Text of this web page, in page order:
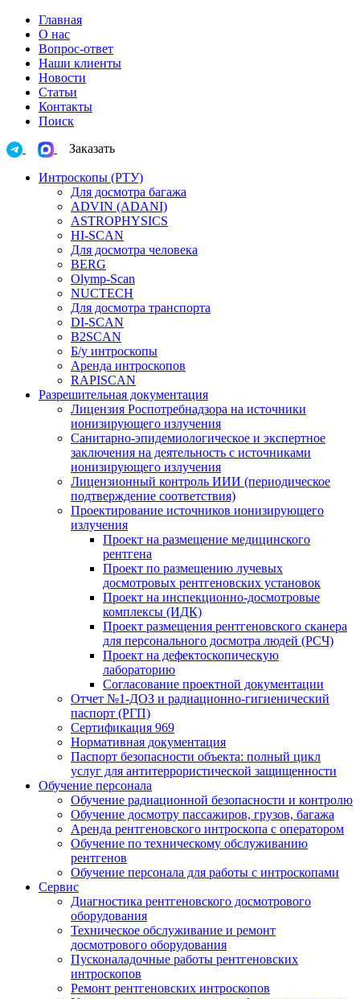
Главная
О нас
Вопрос-ответ
Наши клиенты
Новости
Статьи
Контакты
Поиск
Заказать
Интроскопы (РТУ)
Для досмотра багажа
ADVIN (ADANI)
ASTROPHYSICS
HI-SCAN
Для досмотра человека
BERG
Olymp-Scan
NUCTECH
Для досмотра транспорта
DI-SCAN
B2SCAN
Б/у интроскопы
Аренда интроскопов
RAPISCAN
Разрешительная документация
Лицензия Роспотребнадзора на источники
ионизирующего излучения
Санитарно-эпидемиологическое и экспертное
заключения на деятельность с источниками
ионизирующего излучения
Лицензионный контроль ИИИ (периодическое
подтверждение соответствия)
Проектирование источников ионизирующего
излучения
Проект на размещение медицинского
рентгена
Проект по размещению лучевых
досмотровых рентгеновских установок
Проект на инспекционно-досмотровые
комплексы (ИДК)
Проект размещения рентгеновского сканера
для персонального досмотра людей (РСЧ)
Проект на дефектоскопическую
лабораторию
Согласование проектной документации
Отчет №1-ДОЗ и радиационно-гигиенический
паспорт (РГП)
Сертификация 969
Нормативная документация
Паспорт безопасности объекта: полный цикл
услуг для антитеррористической защищенности
Обучение персонала
Обучение радиационной безопасности и контролю
Обучение досмотру пассажиров, грузов, багажа
Аренда рентгеновского интроскопа с оператором
Обучение по техническому обслуживанию
рентгенов
Обучение персонала для работы с интроскопами
Сервис
Диагностика рентгеновского досмотрового
оборудования
Техническое обслуживание и ремонт
досмотрового оборудования
Пусконаладочные работы рентгеновских
интроскопов
Ремонт рентгеновских интроскопов